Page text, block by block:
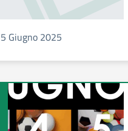
5 Giugno 2025